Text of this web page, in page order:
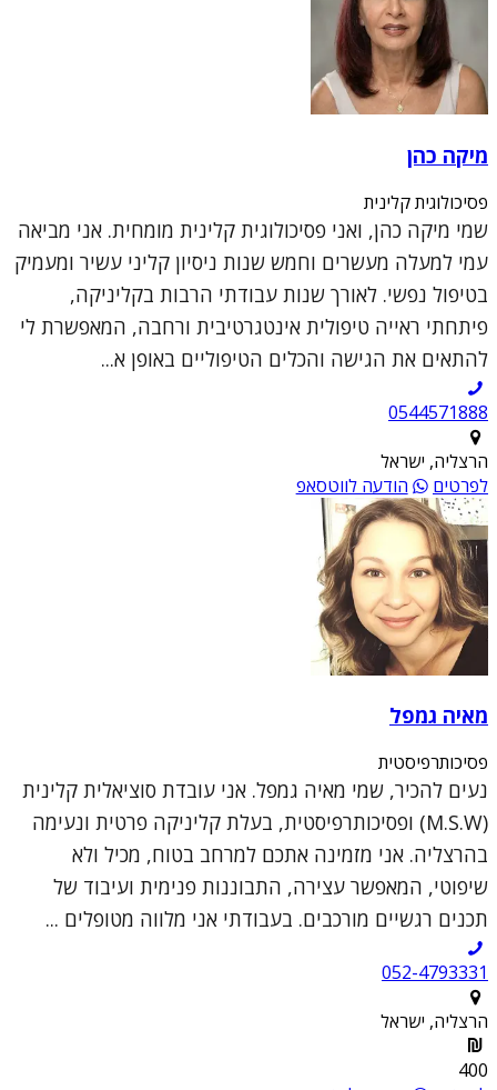
מיקה כהן
פסיכולוגית קלינית
שמי מיקה כהן, ואני פסיכולוגית קלינית מומחית. אני מביאה
עמי למעלה מעשרים וחמש שנות ניסיון קליני עשיר ומעמיק
בטיפול נפשי. לאורך שנות עבודתי הרבות בקליניקה,
פיתחתי ראייה טיפולית אינטגרטיבית ורחבה, המאפשרת לי
להתאים את הגישה והכלים הטיפוליים באופן א...
0544571888
הרצליה, ישראל
לפרטים
הודעה לווטסאפ
מאיה גמפל
פסיכותרפיסטית
נעים להכיר, שמי מאיה גמפל. אני עובדת סוציאלית קלינית
(M.S.W) ופסיכותרפיסטית, בעלת קליניקה פרטית ונעימה
בהרצליה. אני מזמינה אתכם למרחב בטוח, מכיל ולא
שיפוטי, המאפשר עצירה, התבוננות פנימית ועיבוד של
תכנים רגשיים מורכבים. בעבודתי אני מלווה מטופלים ...
052-4793331
הרצליה, ישראל
400